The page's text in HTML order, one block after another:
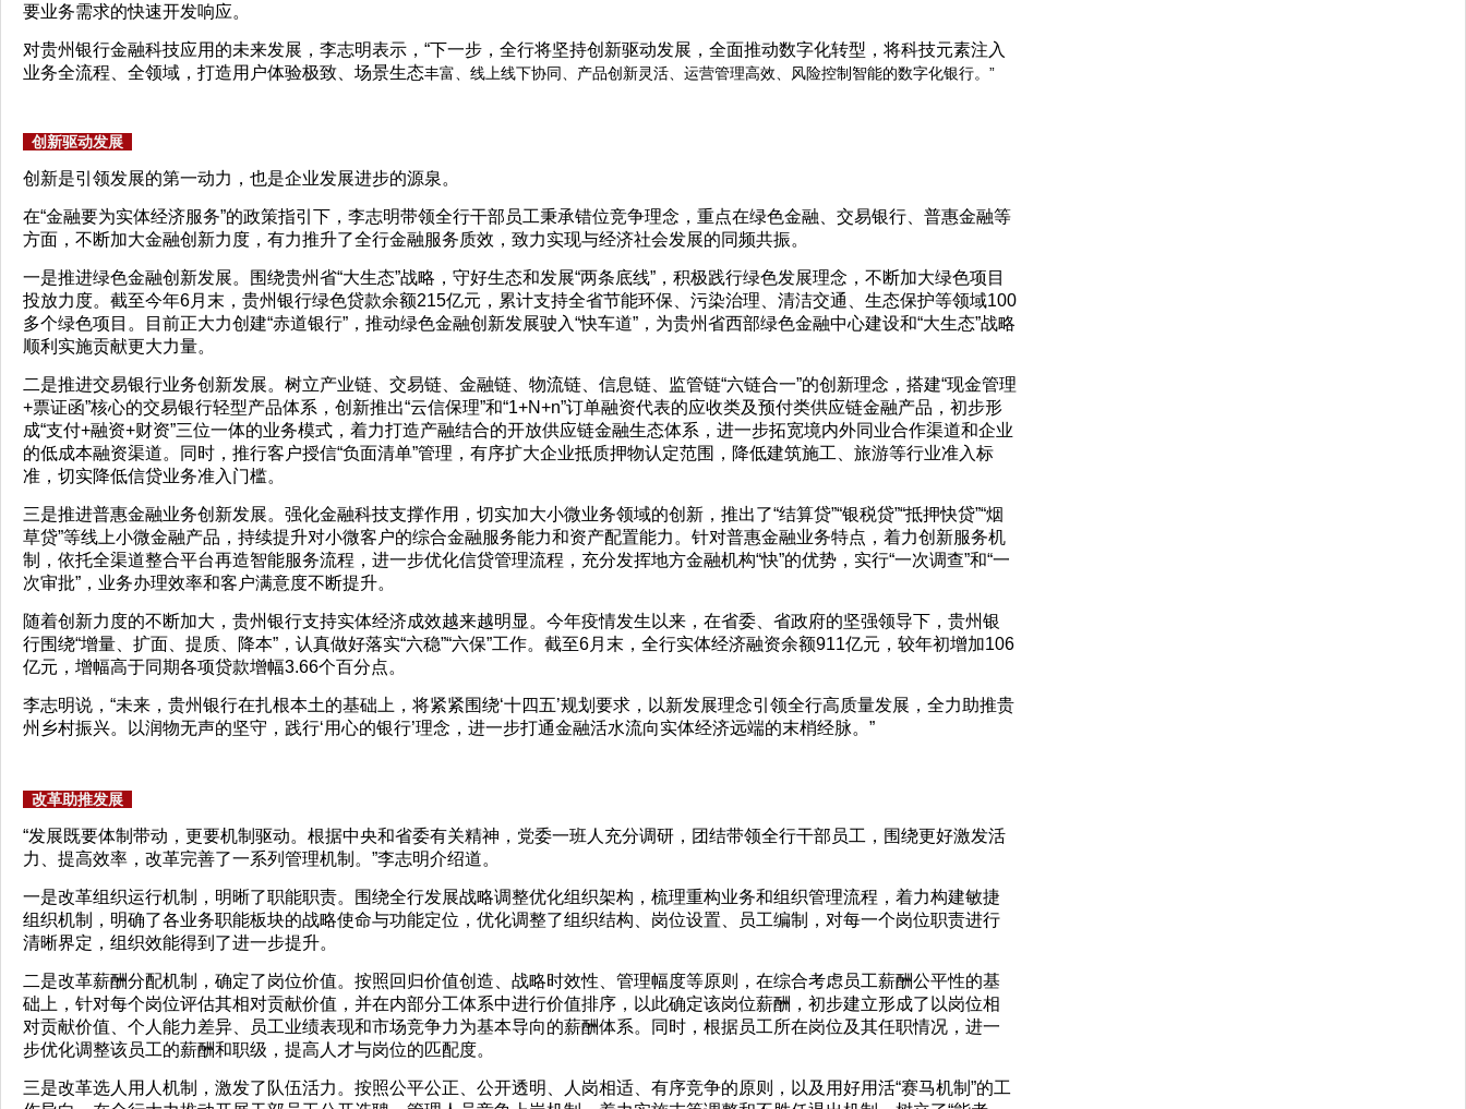
要业务需求的快速开发响应。
对贵州银行金融科技应用的未来发展，李志明表示，“下一步，全行将坚持创新驱动发展，全面推动数字化转型，将科技元素注入
业务全流程、全领域，打造用户体验极致、场景生态丰富、线上线下协同、产品创新灵活、运营管理高效、风险控制智能的数字化银行。”
创新驱动发展
创新是引领发展的第一动力，也是企业发展进步的源泉。
在“金融要为实体经济服务”的政策指引下，李志明带领全行干部员工秉承错位竞争理念，重点在绿色金融、交易银行、普惠金融等
方面，不断加大金融创新力度，有力推升了全行金融服务质效，致力实现与经济社会发展的同频共振。
一是推进绿色金融创新发展。围绕贵州省“大生态”战略，守好生态和发展“两条底线”，积极践行绿色发展理念，不断加大绿色项目
投放力度。截至今年6月末，贵州银行绿色贷款余额215亿元，累计支持全省节能环保、污染治理、清洁交通、生态保护等领域100
多个绿色项目。目前正大力创建“赤道银行”，推动绿色金融创新发展驶入“快车道”，为贵州省西部绿色金融中心建设和“大生态”战略
顺利实施贡献更大力量。
二是推进交易银行业务创新发展。树立产业链、交易链、金融链、物流链、信息链、监管链“六链合一”的创新理念，搭建“现金管理
+票证函”核心的交易银行轻型产品体系，创新推出“云信保理”和“1+N+n”订单融资代表的应收类及预付类供应链金融产品，初步形
成“支付+融资+财资”三位一体的业务模式，着力打造产融结合的开放供应链金融生态体系，进一步拓宽境内外同业合作渠道和企业
的低成本融资渠道。同时，推行客户授信“负面清单”管理，有序扩大企业抵质押物认定范围，降低建筑施工、旅游等行业准入标
准，切实降低信贷业务准入门槛。
三是推进普惠金融业务创新发展。强化金融科技支撑作用，切实加大小微业务领域的创新，推出了“结算贷”“银税贷”“抵押快贷”“烟
草贷”等线上小微金融产品，持续提升对小微客户的综合金融服务能力和资产配置能力。针对普惠金融业务特点，着力创新服务机
制，依托全渠道整合平台再造智能服务流程，进一步优化信贷管理流程，充分发挥地方金融机构“快”的优势，实行“一次调查”和“一
次审批”，业务办理效率和客户满意度不断提升。
随着创新力度的不断加大，贵州银行支持实体经济成效越来越明显。今年疫情发生以来，在省委、省政府的坚强领导下，贵州银
行围绕“增量、扩面、提质、降本”，认真做好落实“六稳”“六保”工作。截至6月末，全行实体经济融资余额911亿元，较年初增加106
亿元，增幅高于同期各项贷款增幅3.66个百分点。
李志明说，“未来，贵州银行在扎根本土的基础上，将紧紧围绕‘十四五’规划要求，以新发展理念引领全行高质量发展，全力助推贵
州乡村振兴。以润物无声的坚守，践行‘用心的银行’理念，进一步打通金融活水流向实体经济远端的末梢经脉。”
改革助推发展
“发展既要体制带动，更要机制驱动。根据中央和省委有关精神，党委一班人充分调研，团结带领全行干部员工，围绕更好激发活
力、提高效率，改革完善了一系列管理机制。”李志明介绍道。
一是改革组织运行机制，明晰了职能职责。围绕全行发展战略调整优化组织架构，梳理重构业务和组织管理流程，着力构建敏捷
组织机制，明确了各业务职能板块的战略使命与功能定位，优化调整了组织结构、岗位设置、员工编制，对每一个岗位职责进行
清晰界定，组织效能得到了进一步提升。
二是改革薪酬分配机制，确定了岗位价值。按照回归价值创造、战略时效性、管理幅度等原则，在综合考虑员工薪酬公平性的基
础上，针对每个岗位评估其相对贡献价值，并在内部分工体系中进行价值排序，以此确定该岗位薪酬，初步建立形成了以岗位相
对贡献价值、个人能力差异、员工业绩表现和市场竞争力为基本导向的薪酬体系。同时，根据员工所在岗位及其任职情况，进一
步优化调整该员工的薪酬和职级，提高人才与岗位的匹配度。
三是改革选人用人机制，激发了队伍活力。按照公平公正、公开透明、人岗相适、有序竞争的原则，以及用好用活“赛马机制”的工